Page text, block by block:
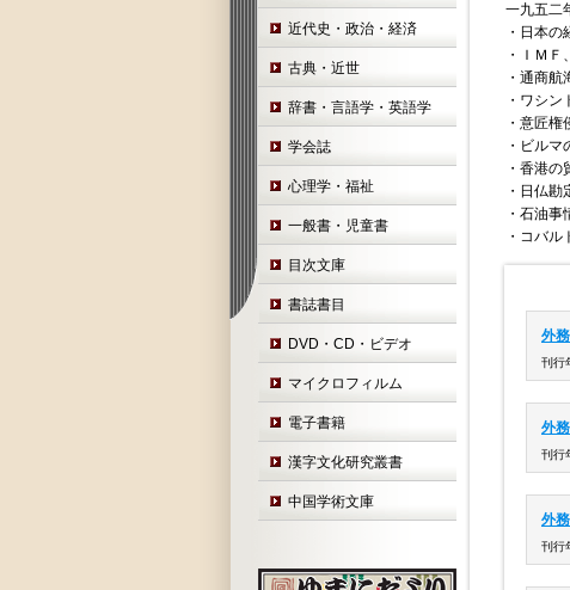
近代史・政治・経済
古典・近世
辞書・言語学・英語学
学会誌
心理学・福祉
一般書・児童書
目次文庫
書誌書目
DVD・CD・ビデオ
マイクロフィルム
電子書籍
漢字文化研究叢書
中国学術文庫
一九五二
・日本の
・ＩＭ
・通商
・ワシ
・意匠権
・ビルマ
・香港の
・日仏勘
・石油事
・コバル
外
刊行
外
刊行
外
刊行